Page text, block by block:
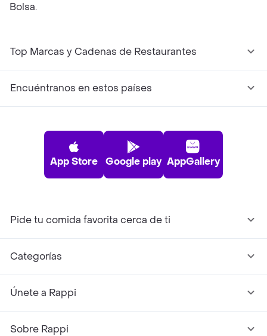
Bolsa.
Top Marcas y Cadenas de Restaurantes
Encuéntranos en estos países
App Store Google play AppGallery
Pide tu comida favorita cerca de ti
Categorías
Únete a Rappi
Sobre Rappi